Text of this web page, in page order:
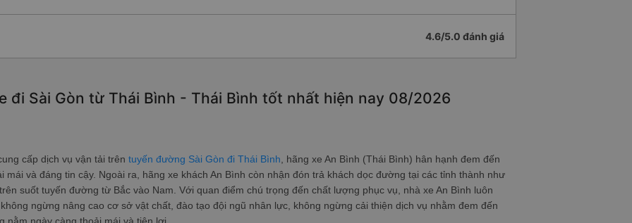
4.6/5.0 đánh giá
đi Sài Gòn từ Thái Bình - Thái Bình tốt nhất hiện nay 08/2026
cấp dịch vụ vận tải trên tuyến đường Sài Gòn đi Thái Bình , hãng xe An Bình (Thái Bình) hân hạnh đem đến
mái và đáng tin cậy. Ngoài ra, hãng xe khách An Bình còn nhận đón trả khách dọc đường tại các tỉnh thành như
suốt tuyến đường từ Bắc vào Nam. Với quan điểm chú trọng đến chất lượng phục vụ, nhà xe An Bình luôn
ngừng nâng cao cơ sở vật chất, đào tạo đội ngũ nhân lực, không ngừng cải thiện dịch vụ nhằm đem đến